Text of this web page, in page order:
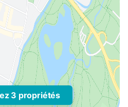
3 propriétés